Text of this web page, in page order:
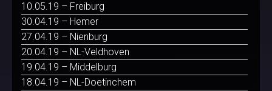
10.05.19 – Freiburg
30.04.19 – Hemer
27.04.19 – Nienburg
20.04.19 – NL-Veldhoven
19.04.19 – Middelburg
18.04.19 – NL-Doetinchem